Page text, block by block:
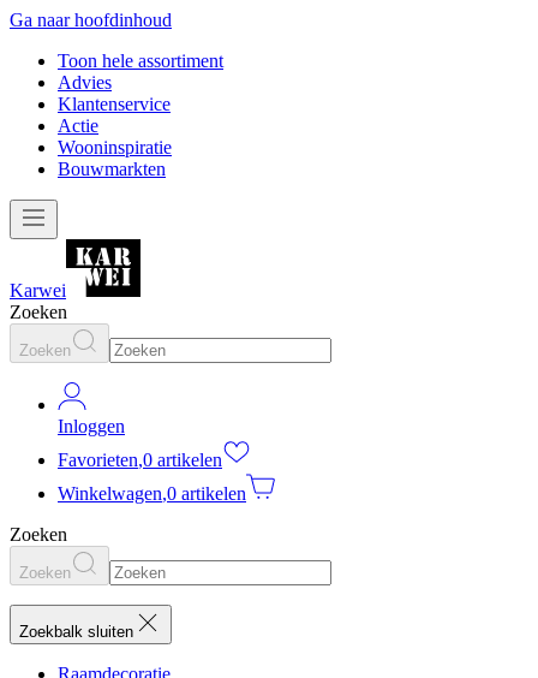
Ga naar hoofdinhoud
Toon hele assortiment
Advies
Klantenservice
Actie
Wooninspiratie
Bouwmarkten
Karwei
Zoeken
Zoeken
Inloggen
Favorieten,0 artikelen
Winkelwagen,0 artikelen
Zoeken
Zoeken
Zoekbalk sluiten
Raamdecoratie